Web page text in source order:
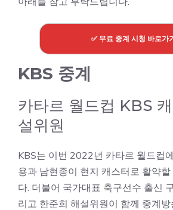
✅ 무료 중계 시청 바로가기
KBS 중계
카타르 월드컵 KBS
설위원
KBS는 이번 2022년 카타르 월드컵
용과 남현종이 현지 캐스터로 활약
다. 더불어 국가대표 축구선수 출신
리고 한준희 해설위원이 함께 중계